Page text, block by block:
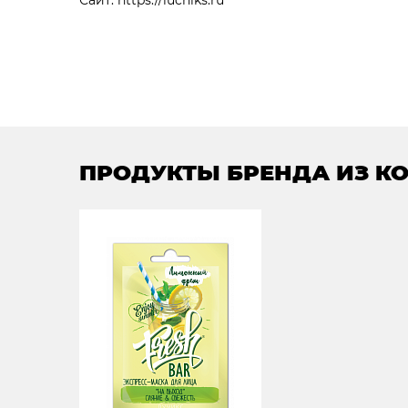
ПРОДУКТЫ БРЕНДА ИЗ